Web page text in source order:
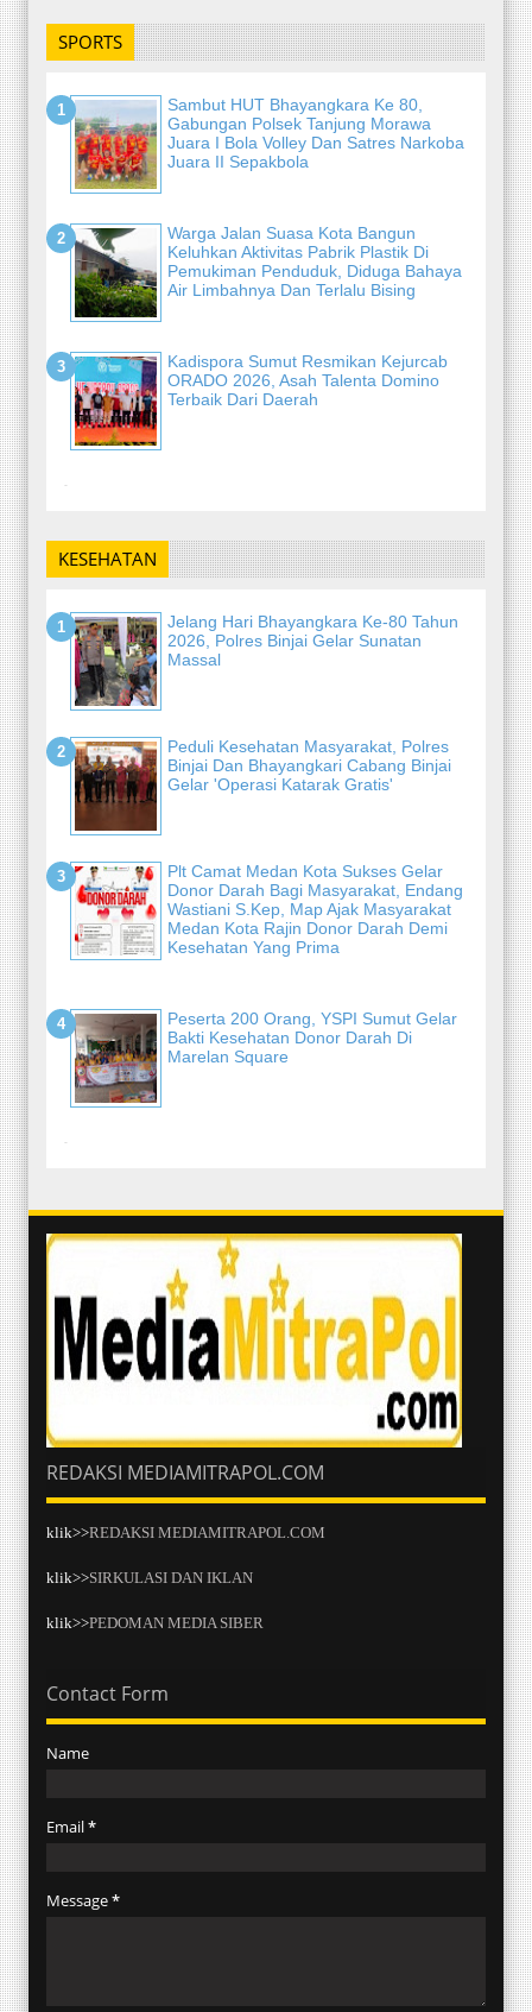
SPORTS
Sambut HUT Bhayangkara Ke 80,
Gabungan Polsek Tanjung Morawa
Juara I Bola Volley Dan Satres Narkoba
Juara II Sepakbola
Warga Jalan Suasa Kota Bangun
Keluhkan Aktivitas Pabrik Plastik Di
Pemukiman Penduduk, Diduga Bahaya
Air Limbahnya Dan Terlalu Bising
Kadispora Sumut Resmikan Kejurcab
ORADO 2026, Asah Talenta Domino
Terbaik Dari Daerah
-
KESEHATAN
Jelang Hari Bhayangkara Ke-80 Tahun
2026, Polres Binjai Gelar Sunatan
Massal
Peduli Kesehatan Masyarakat, Polres
Binjai Dan Bhayangkari Cabang Binjai
Gelar 'Operasi Katarak Gratis'
Plt Camat Medan Kota Sukses Gelar
Donor Darah Bagi Masyarakat, Endang
Wastiani S.Kep, Map Ajak Masyarakat
Medan Kota Rajin Donor Darah Demi
Kesehatan Yang Prima
Peserta 200 Orang, YSPI Sumut Gelar
Bakti Kesehatan Donor Darah Di
Marelan Square
-
REDAKSI MEDIAMITRAPOL.COM
klik>>REDAKSI MEDIAMITRAPOL.COM
klik>>SIRKULASI DAN IKLAN
klik>>PEDOMAN MEDIA SIBER
Contact Form
Name
Email*
Message*